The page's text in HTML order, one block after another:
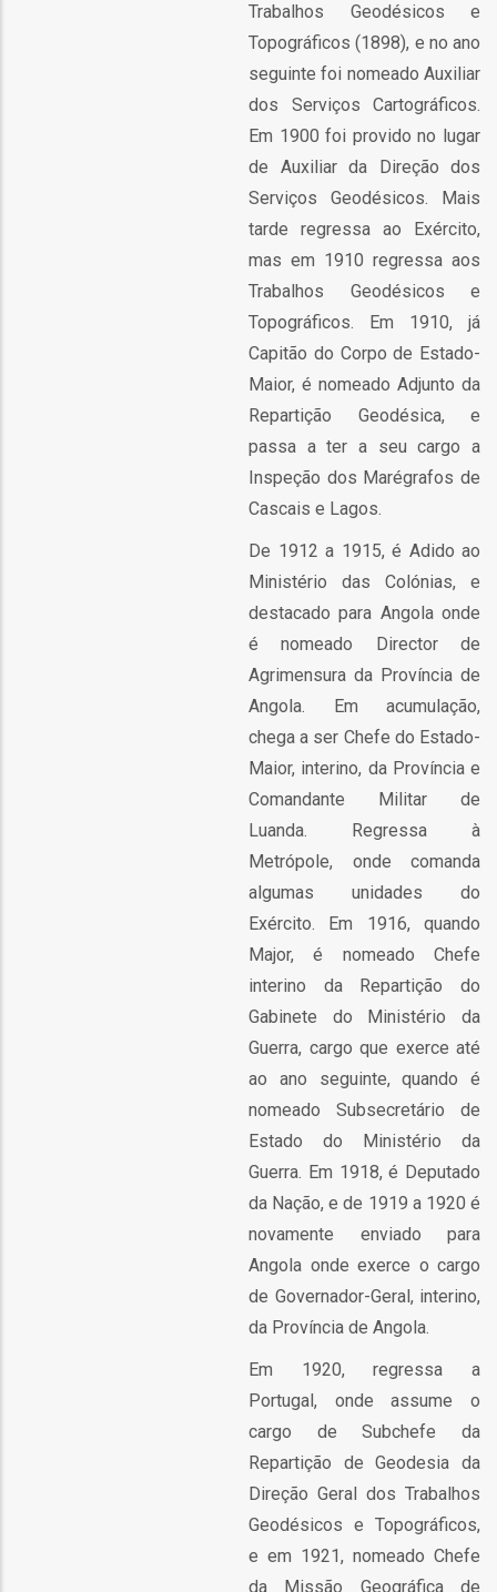
Trabalhos Geodésicos e
Topográficos (1898), e no ano
seguinte foi nomeado Auxiliar
dos Serviços Cartográficos.
Em 1900 foi provido no lugar
de Auxiliar da Direção dos
Serviços Geodésicos. Mais
tarde regressa ao Exército,
mas em 1910 regressa aos
Trabalhos Geodésicos e
Topográficos. Em 1910, já
Capitão do Corpo de Estado-
Maior, é nomeado Adjunto da
Repartição Geodésica, e
passa a ter a seu cargo a
Inspeção dos Marégrafos de
Cascais e Lagos.
De 1912 a 1915, é Adido ao
Ministério das Colónias, e
destacado para Angola onde
é nomeado Director de
Agrimensura da Província de
Angola. Em acumulação,
chega a ser Chefe do Estado-
Maior, interino, da Província e
Comandante Militar de
Luanda. Regressa à
Metrópole, onde comanda
algumas unidades do
Exército. Em 1916, quando
Major, é nomeado Chefe
interino da Repartição do
Gabinete do Ministério da
Guerra, cargo que exerce até
ao ano seguinte, quando é
nomeado Subsecretário de
Estado do Ministério da
Guerra. Em 1918, é Deputado
da Nação, e de 1919 a 1920 é
novamente enviado para
Angola onde exerce o cargo
de Governador-Geral, interino,
da Província de Angola.
Em 1920, regressa a
Portugal, onde assume o
cargo de Subchefe da
Repartição de Geodesia da
Direção Geral dos Trabalhos
Geodésicos e Topográficos,
e em 1921, nomeado Chefe
da Missão Geográfica de